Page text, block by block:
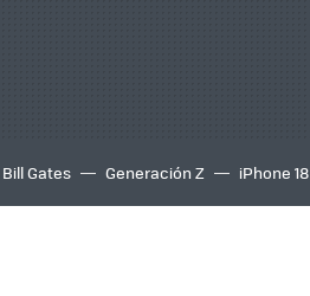
Bill Gates Generación Z iPhone 18